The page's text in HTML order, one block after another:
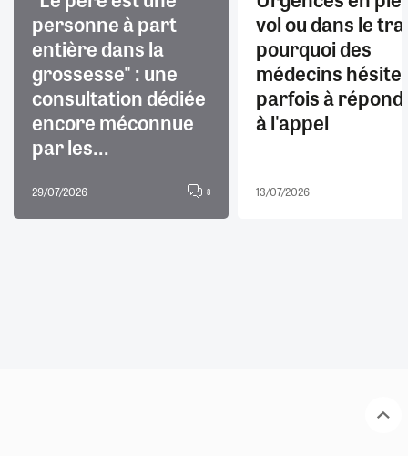
personne à part
entière dans la
grossesse" : une
consultation dédiée
encore méconnue
par les...
29/07/2026 8
vol ou dans le
pourquoi des
médecins
parfois à
à l'appel
13/07/2026